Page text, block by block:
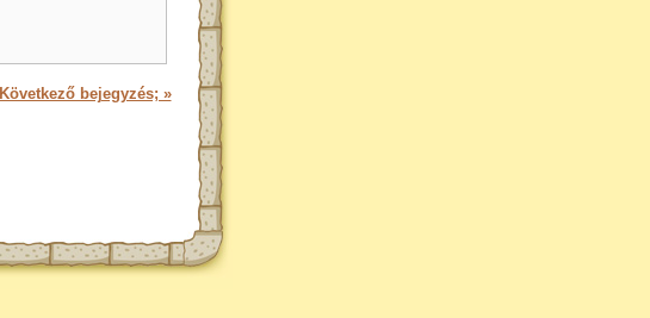
Következő bejegyzés; »